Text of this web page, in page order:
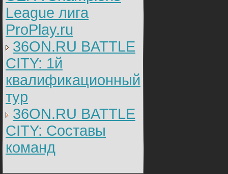
League лига
ProPlay.ru
36ON.RU BATTLE
CITY: 1й
квалификационный
тур
36ON.RU BATTLE
CITY: Составы
команд